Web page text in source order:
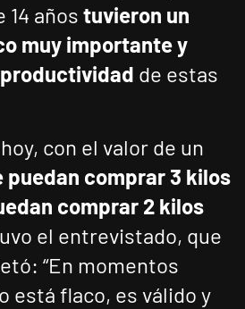
14 años tuvieron un
muy importante y
de estas
con el valor de un
puedan comprar 3 kilos
comprar 2 kilos
el entrevistado, que
“En momentos
está flaco, es válido y